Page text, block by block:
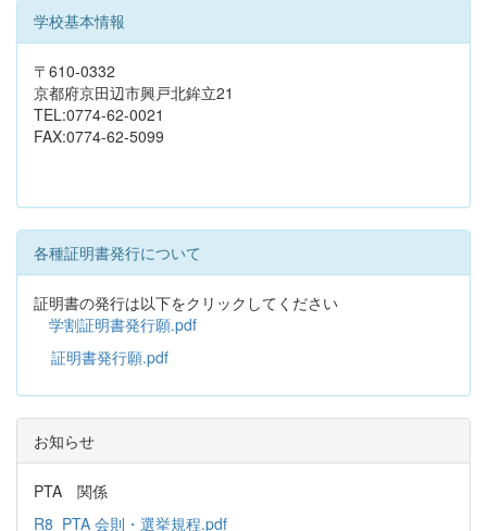
学校基本情報
〒610-0332
京都府京田辺市興戸北鉾立21
TEL:0774-62-0021
FAX:0774-62-5099
各種証明書発行について
証明書の発行は以下をクリックしてください
学割証明書発行願.pdf
証明書発行願.pdf
お知らせ
PTA 関係
R8_PTA 会則・選挙規程.pdf